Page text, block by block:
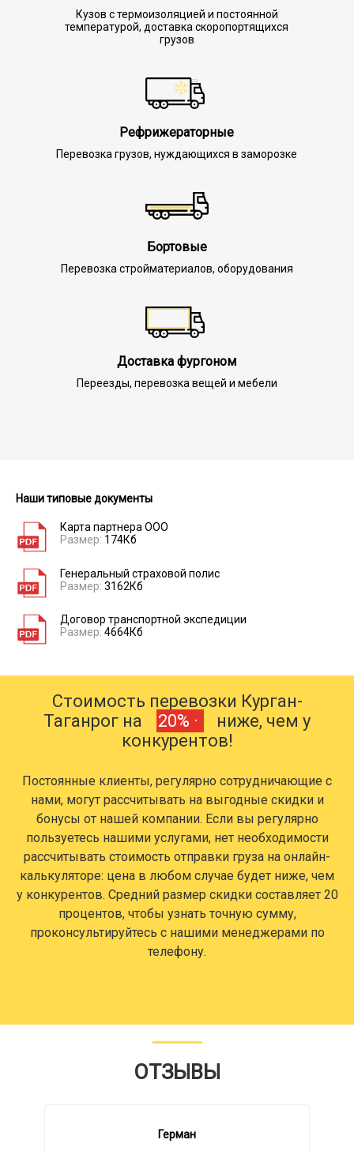
Кузов с термоизоляцией и постоянной
температурой, доставка скоропортящихся
грузов
Рефрижераторные
Перевозка грузов, нуждающихся в заморозке
Бортовые
Перевозка стройматериалов, оборудования
Доставка фургоном
Переезды, перевозка вещей и мебели
Наши типовые документы
Карта партнера ООО
Размер: 174Кб
Генеральный страховой полис
Размер: 3162Кб
Договор транспортной экспедиции
Размер: 4664Кб
Стоимость перевозки Курган-
Таганрог на
20% ·
ниже, чем у
конкурентов!
Постоянные клиенты, регулярно сотрудничающие с
нами, могут рассчитывать на выгодные скидки и
бонусы от нашей компании. Если вы регулярно
пользуетесь нашими услугами, нет необходимости
рассчитывать стоимость отправки груза на онлайн-
калькуляторе: цена в любом случае будет ниже, чем
у конкурентов. Средний размер скидки составляет 20
процентов, чтобы узнать точную сумму,
проконсультируйтесь с нашими менеджерами по
телефону.
ОТЗЫВЫ
Герман